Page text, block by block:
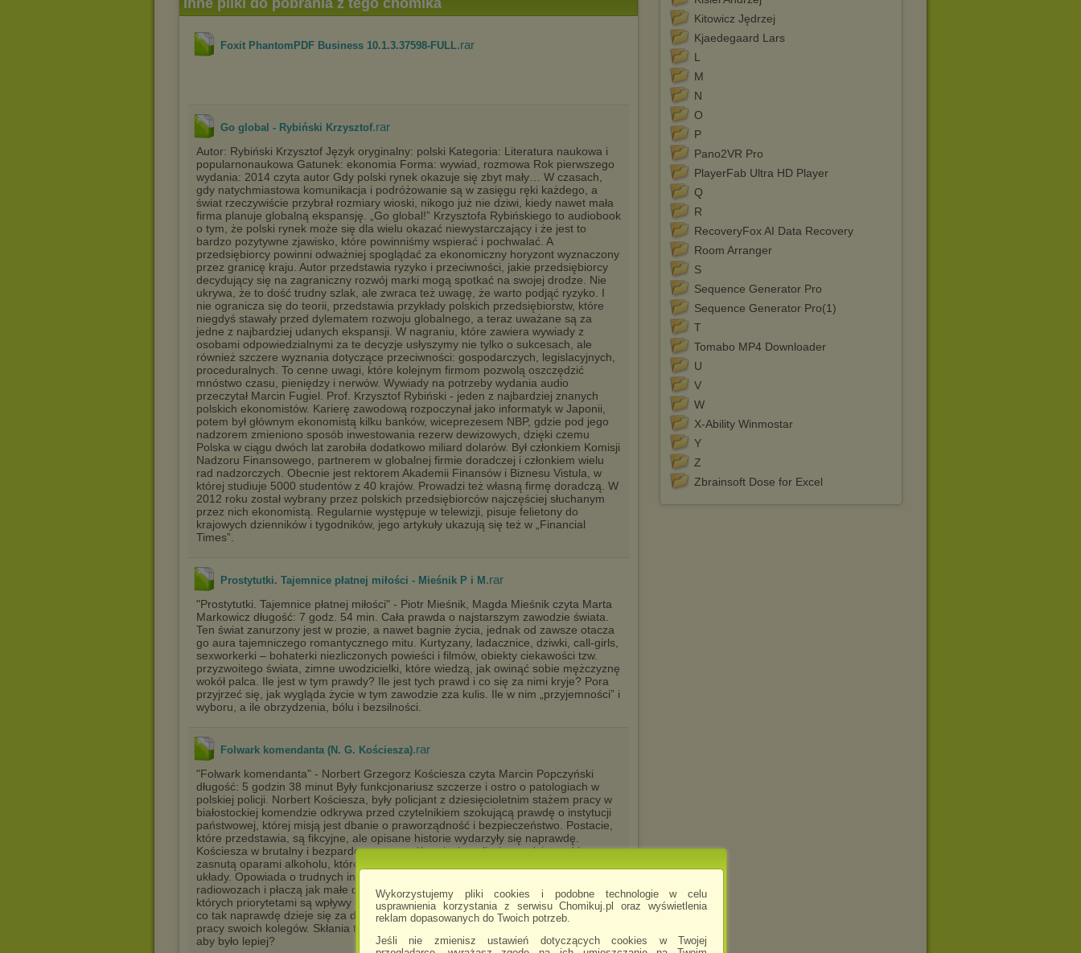
Wykorzystujemy pliki cookies i podobne technologie w celu
usprawnienia korzystania z serwisu Chomikuj.pl oraz wyświetlenia
reklam dopasowanych do Twoich potrzeb.
Jeśli nie zmienisz ustawień dotyczących cookies w Twojej
Kitowicz Jędrzej
Kjaedegaard Lars
L
M
N
O
P
Pano2VR Pro
PlayerFab Ultra HD Player
Q
R
RecoveryFox AI Data Recovery
Room Arranger
S
Sequence Generator Pro
Sequence Generator Pro(1)
T
Tomabo MP4 Downloader
U
V
W
X-Ability Winmostar
Y
Z
Zbrainsoft Dose for Excel
Inne pliki do pobrania z tego chomika
Foxit PhantomPDF Business 10.1.3.37598-FULL.rar
Go global - Rybiński Krzysztof.rar
Autor: Rybiński Krzysztof Język oryginalny: polski Kategoria: Literatura naukowa i
popularnonaukowa Gatunek: ekonomia Forma: wywiad, rozmowa Rok pierwszego
wydania: 2014 czyta autor Gdy polski rynek okazuje się zbyt mały… W czasach,
gdy natychmiastowa komunikacja i podróżowanie są w zasięgu ręki każdego, a
świat rzeczywiście przybrał rozmiary wioski, nikogo już nie dziwi, kiedy nawet mała
firma planuje globalną ekspansję. „Go global!” Krzysztofa Rybińskiego to audiobook
o tym, że polski rynek może się dla wielu okazać niewystarczający i że jest to
bardzo pozytywne zjawisko, które powinniśmy wspierać i pochwalać. A
przedsiębiorcy powinni odważniej spoglądać za ekonomiczny horyzont wyznaczony
przez granicę kraju. Autor przedstawia ryzyko i przeciwności, jakie przedsiębiorcy
decydujący się na zagraniczny rozwój marki mogą spotkać na swojej drodze. Nie
ukrywa, że to dość trudny szlak, ale zwraca też uwagę, że warto podjąć ryzyko. I
nie ogranicza się do teorii, przedstawia przykłady polskich przedsiębiorstw, które
niegdyś stawały przed dylematem rozwoju globalnego, a teraz uważane są za
jedne z najbardziej udanych ekspansji. W nagraniu, które zawiera wywiady z
osobami odpowiedzialnymi za te decyzje usłyszymy nie tylko o sukcesach, ale
również szczere wyznania dotyczące przeciwności: gospodarczych, legislacyjnych,
proceduralnych. To cenne uwagi, które kolejnym firmom pozwolą oszczędzić
mnóstwo czasu, pieniędzy i nerwów. Wywiady na potrzeby wydania audio
przeczytał Marcin Fugiel. Prof. Krzysztof Rybiński - jeden z najbardziej znanych
polskich ekonomistów. Karierę zawodową rozpoczynał jako informatyk w Japonii,
potem był głównym ekonomistą kilku banków, wiceprezesem NBP, gdzie pod jego
nadzorem zmieniono sposób inwestowania rezerw dewizowych, dzięki czemu
Polska w ciągu dwóch lat zarobiła dodatkowo miliard dolarów. Był członkiem Komisji
Nadzoru Finansowego, partnerem w globalnej firmie doradczej i członkiem wielu
rad nadzorczych. Obecnie jest rektorem Akademii Finansów i Biznesu Vistula, w
której studiuje 5000 studentów z 40 krajów. Prowadzi też własną firmę doradczą. W
2012 roku został wybrany przez polskich przedsiębiorców najczęściej słuchanym
przez nich ekonomistą. Regularnie występuje w telewizji, pisuje felietony do
krajowych dzienników i tygodników, jego artykuły ukazują się też w „Financial
Times”.
Prostytutki. Tajemnice płatnej miłości - Mieśnik P i M .rar
"Prostytutki. Tajemnice płatnej miłości" - Piotr Mieśnik, Magda Mieśnik czyta Marta
Markowicz długość: 7 godz. 54 min. Cała prawda o najstarszym zawodzie świata.
Ten świat zanurzony jest w prozie, a nawet bagnie życia, jednak od zawsze otacza
go aura tajemniczego romantycznego mitu. Kurtyzany, ladacznice, dziwki, call-girls,
sexworkerki – bohaterki niezliczonych powieści i filmów, obiekty ciekawości tzw.
przyzwoitego świata, zimne uwodzicielki, które wiedzą, jak owinąć sobie mężczyznę
wokół palca. Ile jest w tym prawdy? Ile jest tych prawd i co się za nimi kryje? Pora
przyjrzeć się, jak wygląda życie w tym zawodzie zza kulis. Ile w nim „przyjemności” i
wyboru, a ile obrzydzenia, bólu i bezsilności.
Folwark komendanta (N. G. Kościesza).rar
"Folwark komendanta" - Norbert Grzegorz Kościesza czyta Marcin Popczyński
długość: 5 godzin 38 minut Były funkcjonariusz szczerze i ostro o patologiach w
polskiej policji. Norbert Kościesza, były policjant z dziesięcioletnim stażem pracy w
białostockiej komendzie odkrywa przed czytelnikiem szokującą prawdę o instytucji
państwowej, której misją jest dbanie o praworządność i bezpieczeństwo. Postacie,
które przedstawia, są fikcyjne, ale opisane historie wydarzyły się naprawdę.
Kościesza w brutalny i bezpardonowy sposób opisuje policyjną codzienność
zasnutą oparami alkoholu, której granice wyznaczają nazwiska, znajomości i
układy. Opowiada o trudnych interwencjach, po których policjanci zamykają się w
radiowozach i płaczą jak małe dzieci. Szokuje obrazem ich przełożonych, dla
których priorytetami są wpływy i utrzymanie stanowisk. Uświadamiając obywatelom,
co tak naprawdę dzieje się za drzwiami komendy, autor walczy o godne warunki
pracy swoich kolegów. Skłania także do refleksji. Dlaczego jest tak źle i co zrobić,
aby było lepiej?